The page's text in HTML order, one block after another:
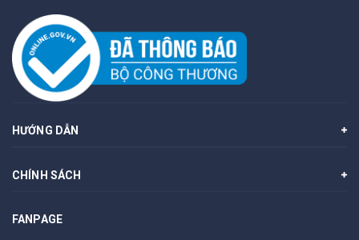
HƯỚNG DẪN
CHÍNH SÁCH
FANPAGE